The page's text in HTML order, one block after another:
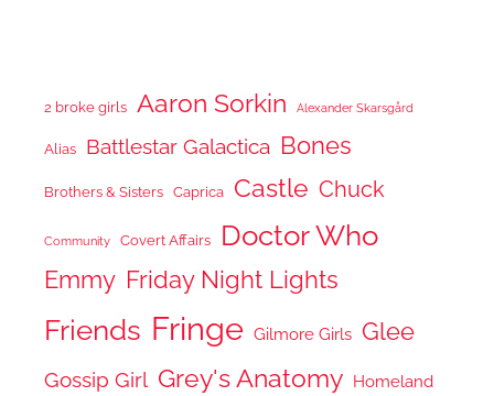
2 broke girls Aaron Sorkin Alexander Skarsgård
Alias Battlestar Galactica Bones
Brothers & Sisters Caprica Castle Chuck
Community Covert Affairs Doctor Who
Emmy Friday Night Lights
Friends Fringe Gilmore Girls Glee
Gossip Girl Grey's Anatomy Homeland